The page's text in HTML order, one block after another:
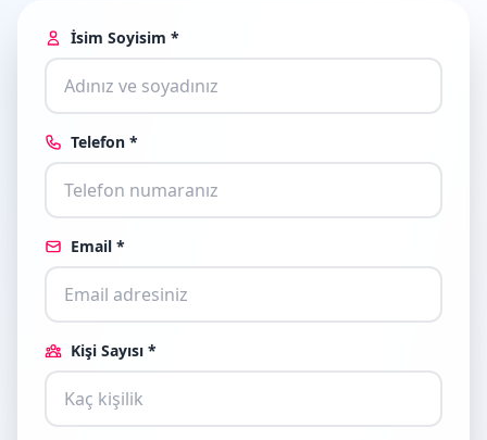
İsim Soyisim *
Telefon *
Email *
Kişi Sayısı *